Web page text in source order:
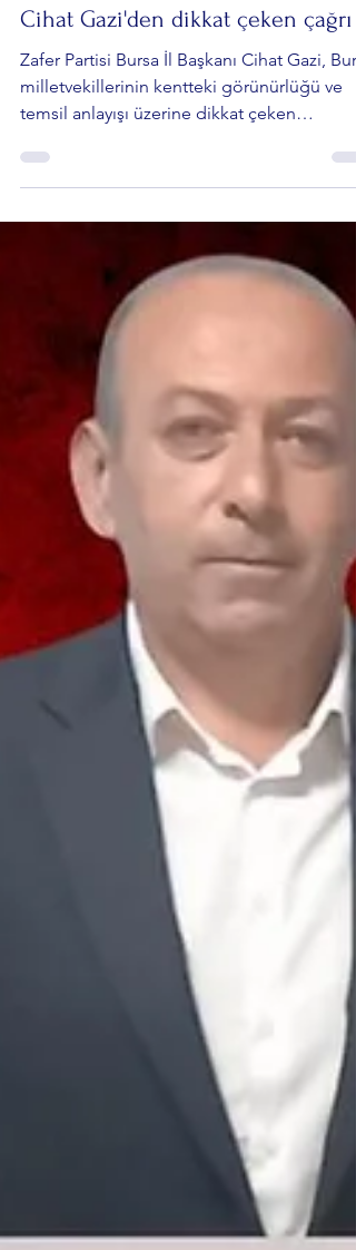
sorunlarına ne kadar sahip çıkıyor?
Cihat Gazi'den dikkat çeken çağrı
Zafer Partisi Bursa İl Başkanı Cihat Gazi,
milletvekillerinin kentteki görünürlüğü ve
röportajlarını değerlendiren Gazi, asıl
tartışılması gereken konunun halkın isimleri
bilip bilmemesi değil, milletvekillerinin
Bursa'nın sorunlarına ne kadar sahip çıktığı
olduğunu söyledi.